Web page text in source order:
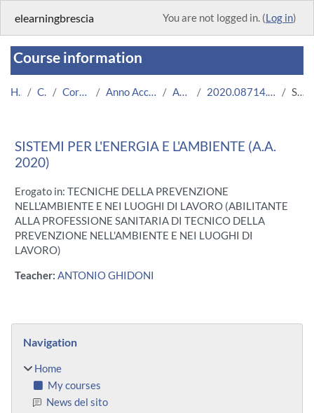
elearningbrescia You are not logged in. (Log in)
Course information
Home Courses Corsi Istituzionali Anno Accademico 2020/2021 Area Medica 2020.08714.2011.1.U11331.N0_3110 Summary
SISTEMI PER L'ENERGIA E L'AMBIENTE (A.A.
2020)
Erogato in: TECNICHE DELLA PREVENZIONE
NELL'AMBIENTE E NEI LUOGHI DI LAVORO (ABILITANTE
ALLA PROFESSIONE SANITARIA DI TECNICO DELLA
PREVENZIONE NELL'AMBIENTE E NEI LUOGHI DI
LAVORO)
Teacher: ANTONIO GHIDONI
Blocks
Navigation
Home
My courses
News del sito